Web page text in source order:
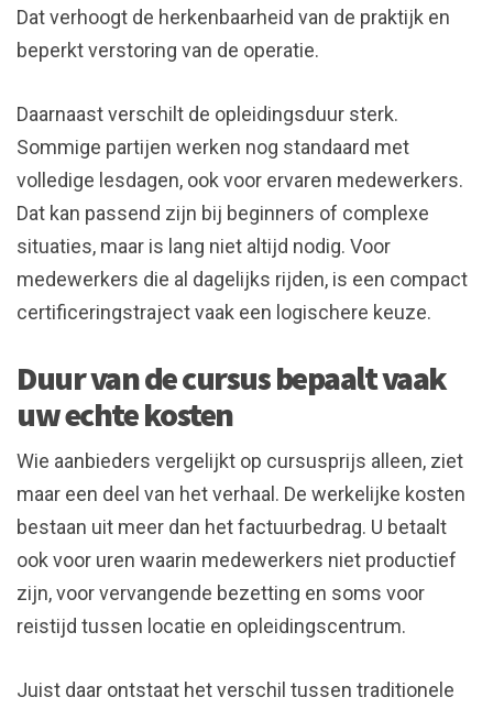
Dat verhoogt de herkenbaarheid van de praktijk en
beperkt verstoring van de operatie.
Daarnaast verschilt de opleidingsduur sterk.
Sommige partijen werken nog standaard met
volledige lesdagen, ook voor ervaren medewerkers.
Dat kan passend zijn bij beginners of complexe
situaties, maar is lang niet altijd nodig. Voor
medewerkers die al dagelijks rijden, is een compact
certificeringstraject vaak een logischere keuze.
Duur van de cursus bepaalt vaak
uw echte kosten
Wie aanbieders vergelijkt op cursusprijs alleen, ziet
maar een deel van het verhaal. De werkelijke kosten
bestaan uit meer dan het factuurbedrag. U betaalt
ook voor uren waarin medewerkers niet productief
zijn, voor vervangende bezetting en soms voor
reistijd tussen locatie en opleidingscentrum.
Juist daar ontstaat het verschil tussen traditionele